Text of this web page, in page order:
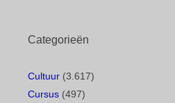
Categorieën
Cultuur (3.617)
Cursus (497)